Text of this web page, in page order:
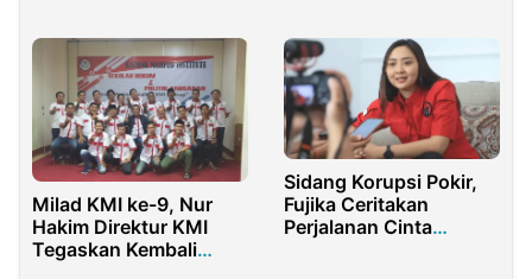
Hingga 2022
Milad KMI ke-9, Nur
Hakim Direktur KMI
Tegaskan Kembali
Sidang Korupsi Pokir,
Fujika Ceritakan
Perjalanan Cinta